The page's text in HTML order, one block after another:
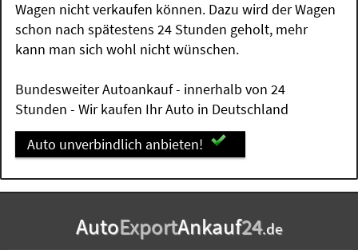
Wagen nicht verkaufen können. Dazu wird der Wagen
schon nach spätestens 24 Stunden geholt, mehr
kann man sich wohl nicht wünschen.
Bundesweiter Autoankauf - innerhalb von 24
Stunden - Wir kaufen Ihr Auto in Deutschland
Auto unverbindlich anbieten!
AutoExportAnkauf24.de